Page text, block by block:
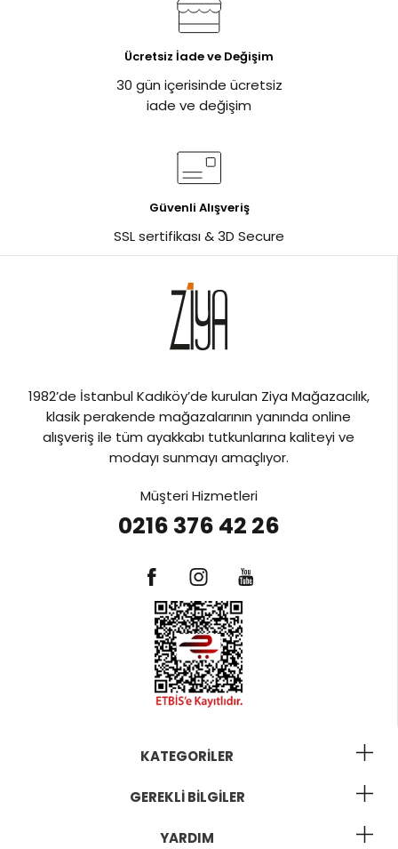
Ücretsiz İade ve Değişim
30 gün içerisinde ücretsiz
iade ve değişim
Güvenli Alışveriş
SSL sertifikası & 3D Secure
1982’de İstanbul Kadıköy’de kurulan Ziya Mağazacılık,
klasik perakende mağazalarının yanında online
alışveriş ile tüm ayakkabı tutkunlarına kaliteyi ve
modayı sunmayı amaçlıyor.
Müşteri Hizmetleri
0216 376 42 26
KATEGORILER
GEREKLI BILGILER
YARDIM